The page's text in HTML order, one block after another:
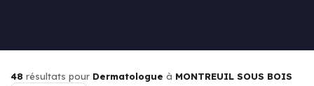
48 résultats pour Dermatologue à MONTREUIL SOUS BOIS